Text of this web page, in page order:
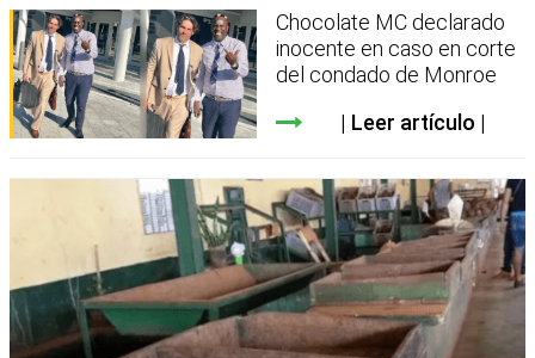
Chocolate MC declarado
inocente en caso en corte
del condado de Monroe
Leer artículo